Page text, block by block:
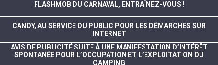
FLASHMOB DU CARNAVAL, ENTRAÎNEZ-VOUS !
CANDY, AU SERVICE DU PUBLIC POUR LES DÉMARCHES SUR
INTERNET
AVIS DE PUBLICITÉ SUITE À UNE MANIFESTATION D’INTÉRÊT
SPONTANÉE POUR L’OCCUPATION ET L’EXPLOITATION DU
CAMPING